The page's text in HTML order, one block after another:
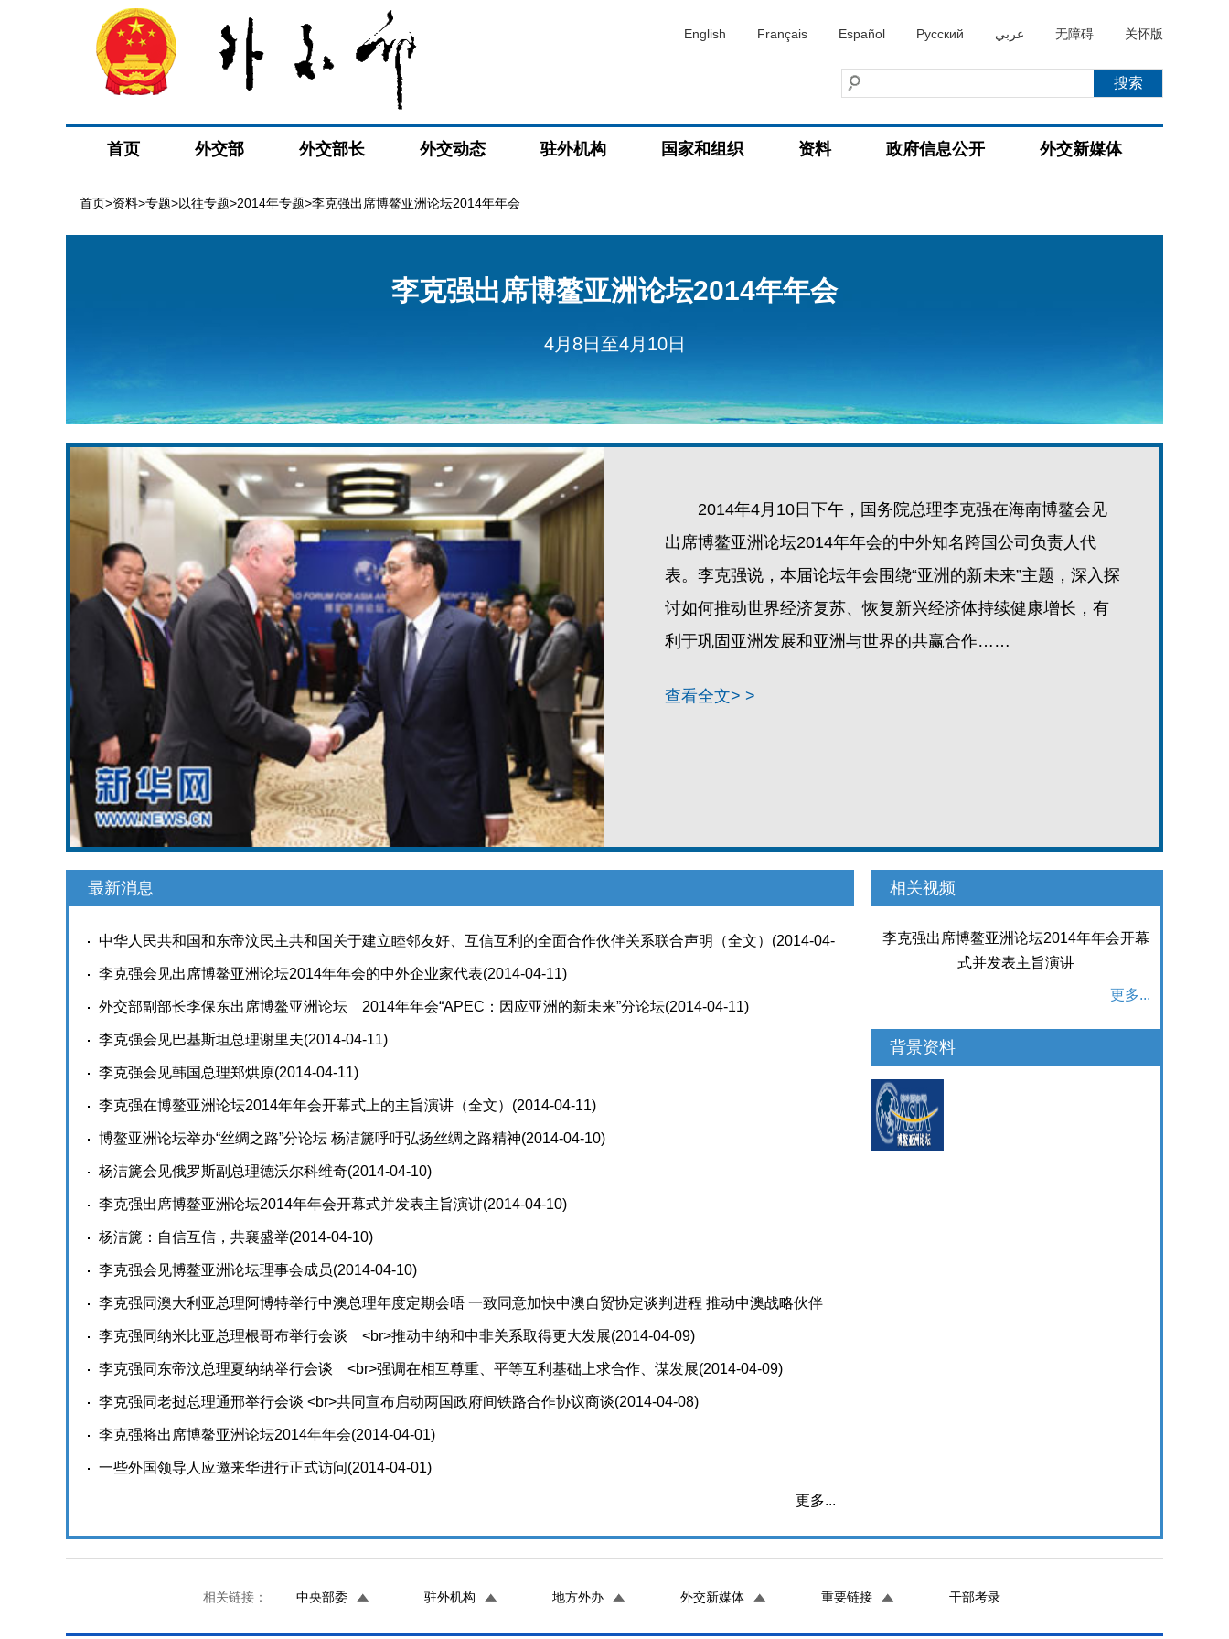
English Français Español Русский عربي 无障碍 关怀版
首页 外交部 外交部长 外交动态 驻外机构 国家和组织 资料 政府信息公开 外交新媒体
首页>资料>专题>以往专题>2014年专题>李克强出席博鳌亚洲论坛2014年年会
李克强出席博鳌亚洲论坛2014年年会
4月8日至4月10日
2014年4月10日下午，国务院总理李克强在海南博鳌会见
出席博鳌亚洲论坛2014年年会的中外知名跨国公司负责人代
表。李克强说，本届论坛年会围绕“亚洲的新未来”主题，深入探
讨如何推动世界经济复苏、恢复新兴经济体持续健康增长，有
利于巩固亚洲发展和亚洲与世界的共赢合作……
查看全文> >
最新消息
中华人民共和国和东帝汶民主共和国关于建立睦邻友好、互信互利的全面合作伙伴关系联合声明（全文） (2014-04-
14)
李克强会见出席博鳌亚洲论坛2014年年会的中外企业家代表(2014-04-11)
外交部副部长李保东出席博鳌亚洲论坛 2014年年会“APEC：因应亚洲的新未来”分论坛(2014-04-11)
李克强会见巴基斯坦总理谢里夫(2014-04-11)
李克强会见韩国总理郑烘原(2014-04-11)
李克强在博鳌亚洲论坛2014年年会开幕式上的主旨演讲（全文） (2014-04-11)
博鳌亚洲论坛举办“丝绸之路”分论坛 杨洁篪呼吁弘扬丝绸之路精神(2014-04-10)
杨洁篪会见俄罗斯副总理德沃尔科维奇(2014-04-10)
李克强出席博鳌亚洲论坛2014年年会开幕式并发表主旨演讲(2014-04-10)
杨洁篪：自信互信，共襄盛举(2014-04-10)
李克强会见博鳌亚洲论坛理事会成员(2014-04-10)
李克强同澳大利亚总理阿博特举行中澳总理年度定期会晤 一致同意加快中澳自贸协定谈判进程 推动中澳战略伙伴
关系取得新发展(2014-04-09)
李克强同纳米比亚总理根哥布举行会谈 <br>推动中纳和中非关系取得更大发展(2014-04-09)
李克强同东帝汶总理夏纳纳举行会谈 <br>强调在相互尊重、平等互利基础上求合作、谋发展(2014-04-09)
李克强同老挝总理通邢举行会谈 <br>共同宣布启动两国政府间铁路合作协议商谈(2014-04-08)
李克强将出席博鳌亚洲论坛2014年年会(2014-04-01)
一些外国领导人应邀来华进行正式访问(2014-04-01)
更多...
相关视频
李克强出席博鳌亚洲论坛2014年年会开幕
式并发表主旨演讲
更多...
背景资料
相关链接： 中央部委 驻外机构 地方外办 外交新媒体 重要链接 干部考录